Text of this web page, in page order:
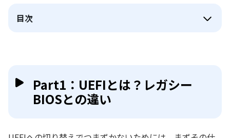
目次
Part1：UEFIとは？レガシー
BIOSとの違い